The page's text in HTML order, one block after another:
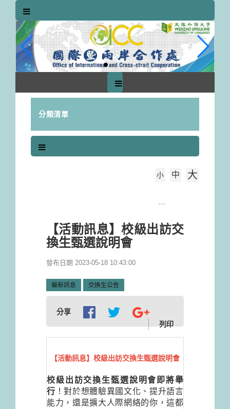
分類清單
小 中 大
【活動訊息】校級出訪交
換生甄選說明會
發布日期 2023-05-18 10:43:00
最新訊息 交換生公告
分享
列印
【活動訊息】校級出訪交換生甄選說明會
校級出訪交換生甄選說明會即將舉
行 ！對於想體驗異國文化、提升語言
能力，還是擴大人際網絡的你，這都